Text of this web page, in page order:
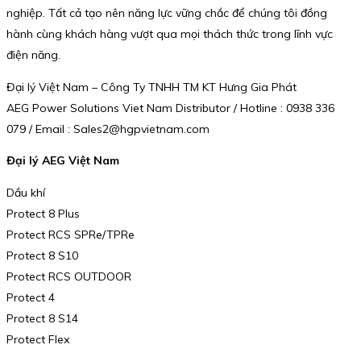
nghiệp. Tất cả tạo nên năng lực vững chắc để chúng tôi đồng
hành cùng khách hàng vượt qua mọi thách thức trong lĩnh vực
điện năng.
Đại lý Việt Nam – Công Ty TNHH TM KT Hưng Gia Phát
AEG Power Solutions Viet Nam Distributor / Hotline : 0938 336
079 / Email : Sales2@hgpvietnam.com
Đại lý AEG Việt Nam
Dầu khí
Protect 8 Plus
Protect RCS SPRe/TPRe
Protect 8 S10
Protect RCS OUTDOOR
Protect 4
Protect 8 S14
Protect Flex